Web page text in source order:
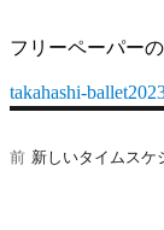
フリーペーパー
投
者
takahashi-ballet
稿
前
前
新しいタイムスケ